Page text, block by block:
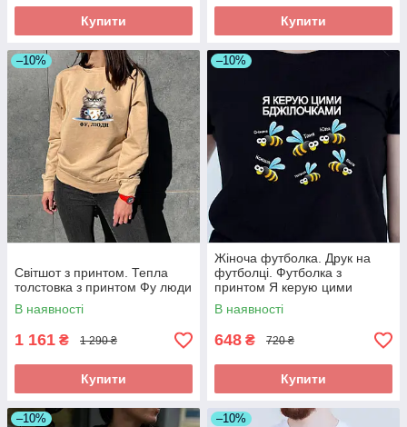
Купити Купити
–10%
Світшот з принтом. Тепла
толстовка з принтом Фу люди
В наявності
1 161 ₴ 1 290 ₴
Купити
–10%
Жіноча футболка. Друк на
футболці. Футболка з
принтом Я керую цими
бджілочками з іменами
(колег)
В наявності
648 ₴ 720 ₴
Купити
–10% –10%